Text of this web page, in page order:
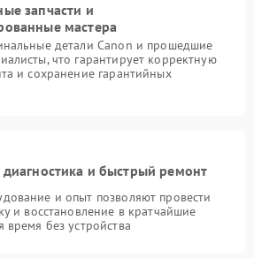
запчасти и
мастера
детали Canon и прошедшие
что гарантирует корректную
и сохранение гарантийных
диагностика и быстрый ремонт
и опыт позволяют провести
и восстановление в кратчайшие
без устройства